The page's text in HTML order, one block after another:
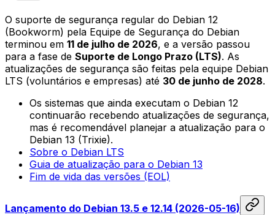
O suporte de segurança regular do Debian 12
(Bookworm) pela Equipe de Segurança do Debian
terminou em 11 de julho de 2026, e a versão passou
para a fase de Suporte de Longo Prazo (LTS). As
atualizações de segurança são feitas pela equipe Debian
LTS (voluntários e empresas) até 30 de junho de 2028.
Os sistemas que ainda executam o Debian 12
continuarão recebendo atualizações de segurança,
mas é recomendável planejar a atualização para o
Debian 13 (Trixie).
Sobre o Debian LTS
Guia de atualização para o Debian 13
Fim de vida das versões (EOL)
Lançamento do Debian 13.5 e 12.14 (2026-05-16)